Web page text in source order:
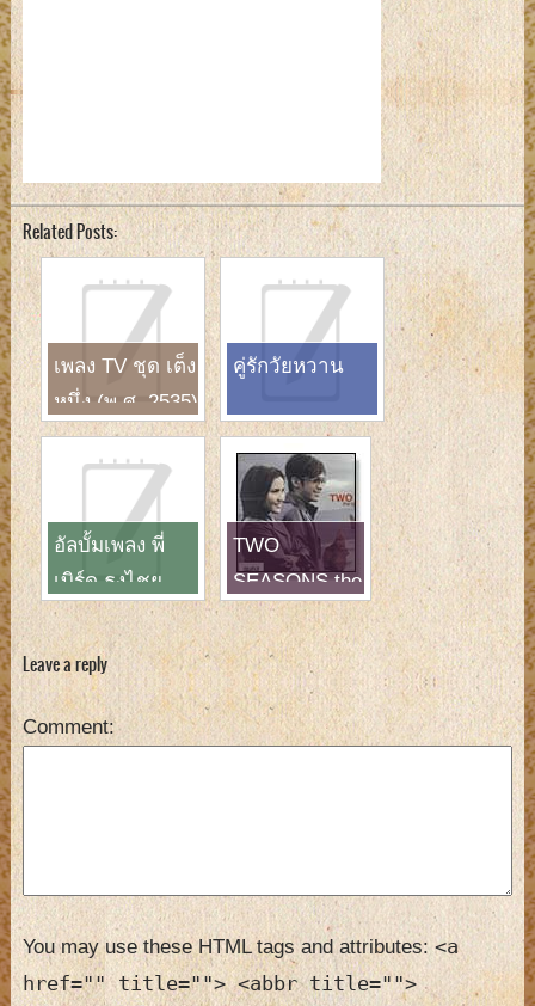
Related Posts:
เพลง TV ชุด เต็ง
หนึ่ง (พ.ศ. 2535)
คู่รักวัยหวาน
อัลบั้มเพลง พี่
เบิร์ด ธงไชย
TWO
SEASONS the
great duet
album
Leave a reply
Comment
You may use these HTML tags and attributes: <a
href="" title=""> <abbr title="">